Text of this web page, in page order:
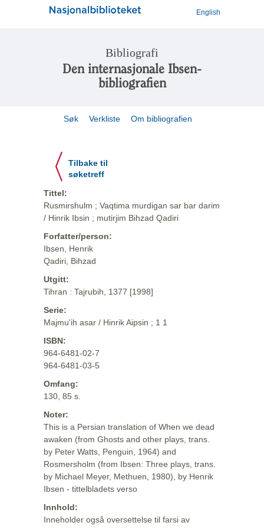
English
Bibliografi
Den internasjonale Ibsen-
bibliografien
Søk Verkliste Om bibliografien
Tilbake til
søketreff
Tittel:
Rusmirshulm ; Vaqtima murdigan sar bar darim
/ Hinrik Ibsin ; mutirjim Bihzad Qadiri
Forfatter/person:
Ibsen, Henrik
Qadiri, Bihzad
Utgitt:
Tihran : Tajrubih, 1377 [1998]
Serie:
Majmu'ih asar / Hinrik Aipsin ; 1 1
ISBN:
964-6481-02-7
964-6481-03-5
Omfang:
130, 85 s.
Noter:
This is a Persian translation of When we dead
awaken (from Ghosts and other plays, trans.
by Peter Watts, Penguin, 1964) and
Rosmersholm (from Ibsen: Three plays, trans.
by Michael Meyer, Methuen, 1980), by Henrik
Ibsen - tittelbladets verso
Innhold:
Inneholder også oversettelse til farsi av